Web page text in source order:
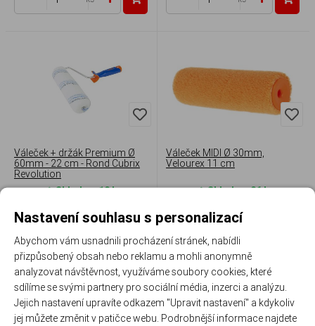
Váleček + držák Premium Ø
60mm - 22 cm - Rond Cubrix
Revolution
Skladem 12 ks
Váleček MIDI Ø 30mm,
Velourex 11 cm
Skladem 26 ks
Nastavení souhlasu s personalizací
Abychom vám usnadnili procházení stránek, nabídli
přizpůsobený obsah nebo reklamu a mohli anonymně
analyzovat návštěvnost, využíváme soubory cookies, které
sdílíme se svými partnery pro sociální média, inzerci a analýzu.
Jejich nastavení upravíte odkazem "Upravit nastavení" a kdykoliv
jej můžete změnit v patičce webu. Podrobnější informace najdete